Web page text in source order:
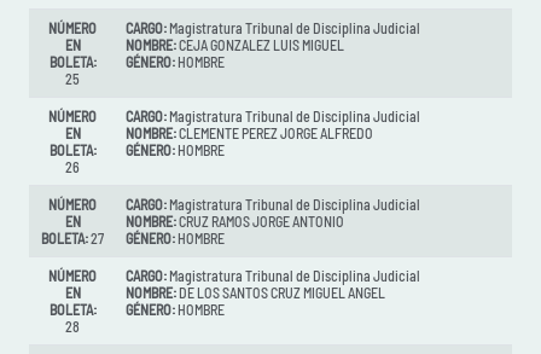
NÚMERO
EN
BOLETA:
25
CARGO: Magistratura Tribunal de Disciplina Judicial
NOMBRE:CEJA GONZALEZ LUIS MIGUEL
GÉNERO: HOMBRE
NÚMERO
EN
BOLETA:
26
CARGO: Magistratura Tribunal de Disciplina Judicial
NOMBRE:CLEMENTE PEREZ JORGE ALFREDO
GÉNERO: HOMBRE
NÚMERO
EN
BOLETA:27
CARGO: Magistratura Tribunal de Disciplina Judicial
NOMBRE:CRUZ RAMOS JORGE ANTONIO
GÉNERO: HOMBRE
NÚMERO
EN
BOLETA:
28
CARGO: Magistratura Tribunal de Disciplina Judicial
NOMBRE: DE LOS SANTOS CRUZ MIGUEL ANGEL
GÉNERO: HOMBRE